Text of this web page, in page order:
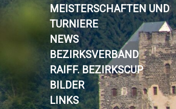
MEISTERSCHAFTEN UND
TURNIERE
NEWS
BEZIRKSVERBAND
RAIFF. BEZIRKSCUP
BILDER
LINKS